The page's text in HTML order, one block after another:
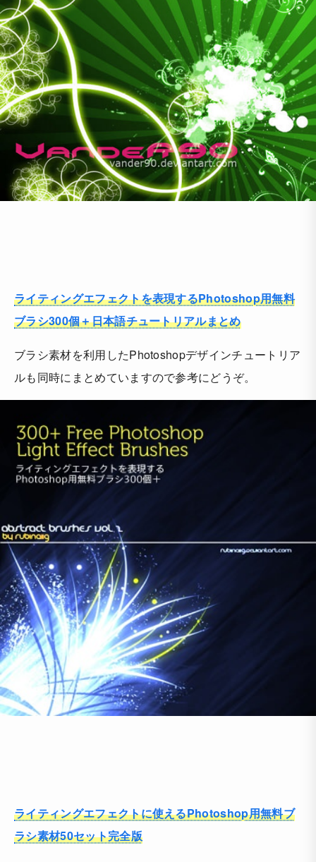
ライティングエフェクトを表現するPhotoshop用無料
ブラシ300個＋日本語チュートリアルまとめ
ブラシ素材を利用したPhotoshopデザインチュートリア
ルも同時にまとめていますので参考にどうぞ。
ライティングエフェクトに使えるPhotoshop用無料ブ
ラシ素材50セット完全版